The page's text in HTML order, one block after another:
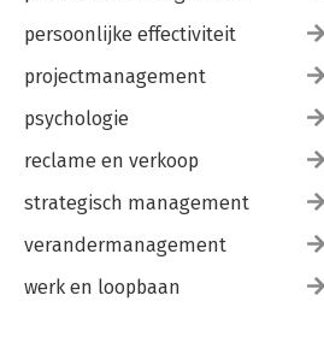
persoonlijke effectiviteit
projectmanagement
psychologie
reclame en verkoop
strategisch management
verandermanagement
werk en loopbaan